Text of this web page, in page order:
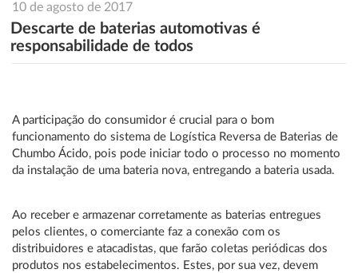
10 de agosto de 2017
Descarte de baterias automotivas é
responsabilidade de todos
A participação do consumidor é crucial para o bom
funcionamento do sistema de Logística Reversa de Baterias de
Chumbo Ácido, pois pode iniciar todo o processo no momento
da instalação de uma bateria nova, entregando a bateria usada.
Ao receber e armazenar corretamente as baterias entregues
pelos clientes, o comerciante faz a conexão com os
distribuidores e atacadistas, que farão coletas periódicas dos
produtos nos estabelecimentos. Estes, por sua vez, devem